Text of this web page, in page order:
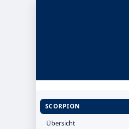
SCORPION
Übersicht